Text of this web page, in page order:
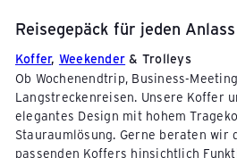
Reisegepäck für jeden Anlass
Koffer, Weekender & Trolleys
Ob Wochenendtrip, Business-
Langstreckenreisen. Unsere Koffer
elegantes Design mit hohem
Stauraumlösung. Gerne beraten wir
passenden Koffers hinsichtlich